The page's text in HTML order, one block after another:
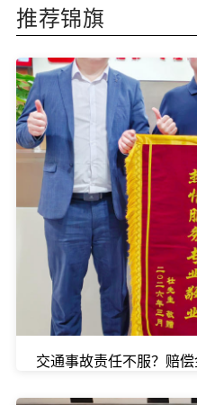
推荐锦旗
交通事故责任不服？赔